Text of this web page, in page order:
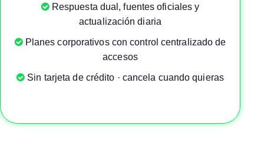
Respuesta dual, fuentes oficiales y
actualización diaria
Planes corporativos con control centralizado de
accesos
Sin tarjeta de crédito · cancela cuando quieras